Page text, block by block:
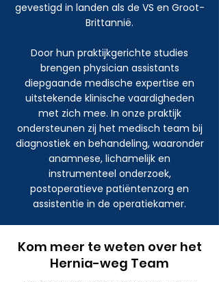
gevestigd in landen als de VS en Groot-
Brittannië.
Door hun praktijkgerichte studies
brengen physician assistants
diepgaande medische expertise en
uitstekende klinische vaardigheden
met zich mee. In onze praktijk
ondersteunen zij het medisch team bij
diagnostiek en behandeling, waaronder
anamnese, lichamelijk en
instrumenteel onderzoek,
postoperatieve patiëntenzorg en
assistentie in de operatiekamer.
Kom meer te weten over het
Hernia-weg Team